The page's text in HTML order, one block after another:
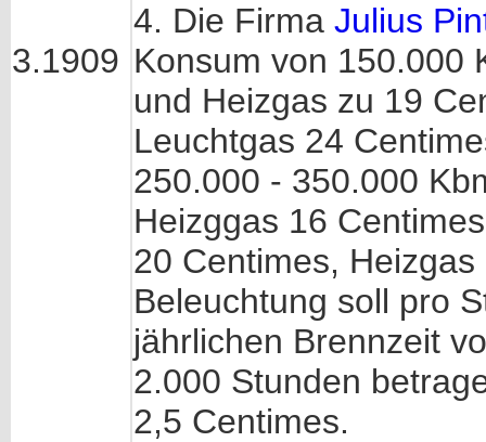
3.1909
4. Die Firma Julius
Konsum von 150.000
und Heizgas zu 19
Leuchtgas 24
250.000 - 350.000
Heizggas 16
20 Centimes,
Beleuchtung soll pro
jährlichen Brennzeit
2.000 Stunden
2,5 Centimes.